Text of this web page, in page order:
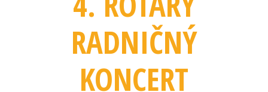
RADNIČNÝ
KONCERT